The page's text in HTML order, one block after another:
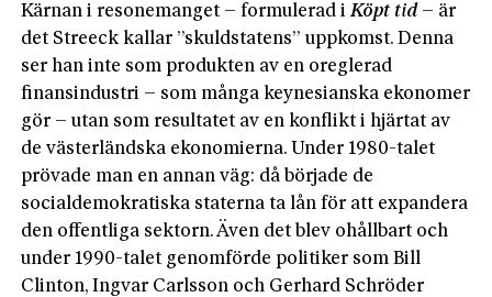
Kärnan i resonemanget – formulerad iKöpt tid – är
det Streeck kallar ”skuldstatens” uppkomst. Denna
ser han inte som produkten av en oreglerad
finansindustri – som många keynesianska ekonomer
gör – utan som resultatet av en konflikt i hjärtat av
de västerländska ekonomierna. Under 1980-talet
prövade man en annan väg: då började de
socialdemokratiska staterna ta lån för att expandera
den offentliga sektorn. Även det blev ohållbart och
under 1990-talet genomförde politiker som Bill
Clinton, Ingvar Carlsson och Gerhard Schröder